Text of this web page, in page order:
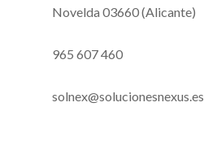
Novelda 03660 (Alicante)
965 607 460
solnex@solucionesnexus.es